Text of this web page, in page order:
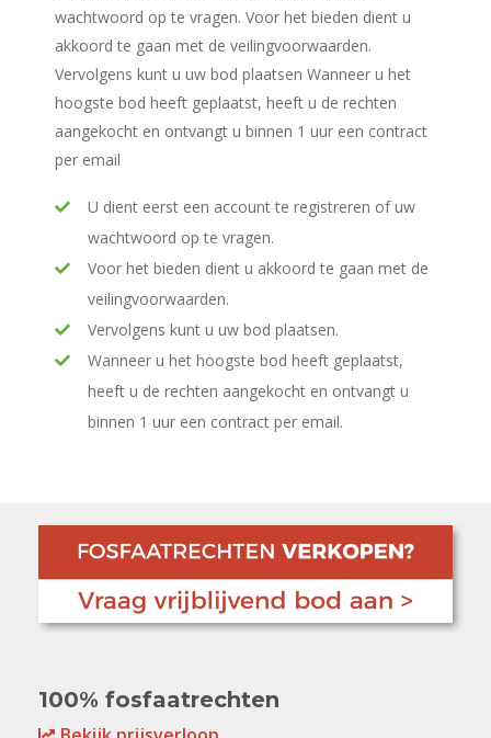
wachtwoord op te vragen. Voor het bieden dient u
akkoord te gaan met de veilingvoorwaarden.
Vervolgens kunt u uw bod plaatsen Wanneer u het
hoogste bod heeft geplaatst, heeft u de rechten
aangekocht en ontvangt u binnen 1 uur een contract
per email
U dient eerst een account te registreren of uw
wachtwoord op te vragen.
Voor het bieden dient u akkoord te gaan met de
veilingvoorwaarden.
Vervolgens kunt u uw bod plaatsen.
Wanneer u het hoogste bod heeft geplaatst,
heeft u de rechten aangekocht en ontvangt u
binnen 1 uur een contract per email.
100% fosfaatrechten